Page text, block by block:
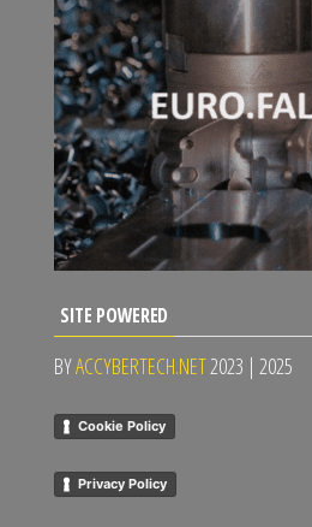
SITE POWERED
BYACCYBERTECH.NET2023 | 2025
Cookie Policy
Privacy Policy